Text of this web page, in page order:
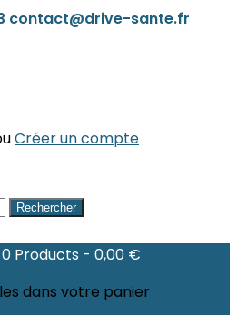
contact@drive-sante.fr
Créer un compte
Rechercher
0 Products - 0,00 €
dans votre panier